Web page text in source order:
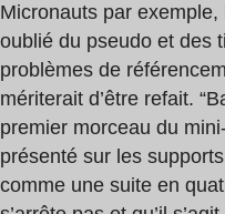
Micronauts par exemple,
oublié du pseudo et des
problèmes de
mériterait d’être refait.
premier morceau du
présenté sur les
comme une suite en